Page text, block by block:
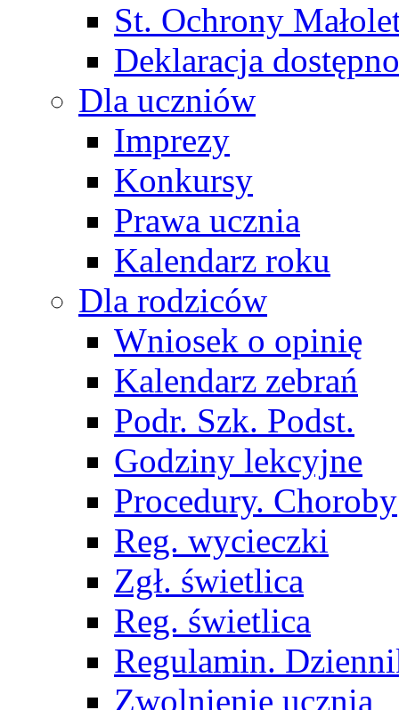
St. Ochrony
Deklaracja
Dla uczniów
Imprezy
Konkursy
Prawa ucznia
Kalendarz roku
Dla rodziców
Wniosek o opinię
Kalendarz zebrań
Podr. Szk. Podst.
Godziny lekcyjne
Procedury. Choroby
Reg. wycieczki
Zgł. świetlica
Reg. świetlica
Regulamin.
Zwolnienie ucznia